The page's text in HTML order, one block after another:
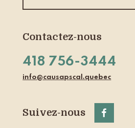
Contactez-nous
418 756-3444
info@causapscal.quebec
Suivez-nous